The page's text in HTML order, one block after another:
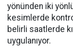
yönünden iki
kesimlerde
belirli saatlerde
uygulanıyor.